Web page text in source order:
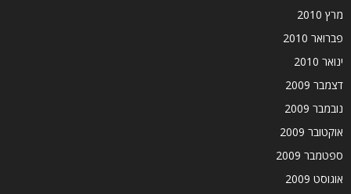
מרץ 2010
פברואר 2010
ינואר 2010
דצמבר 2009
נובמבר 2009
אוקטובר 2009
ספטמבר 2009
אוגוסט 2009